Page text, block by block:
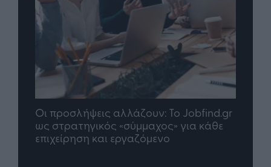
Οι προσλήψεις αλλάζουν: To Jobfind.gr
ως στρατηγικός «σύμμαχος» για κάθε
επιχείρηση και εργαζόμενο